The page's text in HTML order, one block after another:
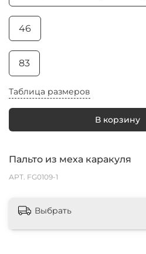
Пальто из меха каракуля
АРТ. FG0109-1
Таблица размеров
В корзину
46
83
Выбрать